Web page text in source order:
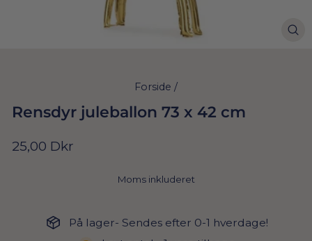
Forside /
Rensdyr juleballon 73 x 42 cm
Normal
25,00 Dkr
Moms inkluderet
På lager- Sendes efter 0-1 hverdage!